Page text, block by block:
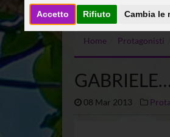
Accetto Rifiuto Cambia le
Home Protagonisti
08 Mar 2013